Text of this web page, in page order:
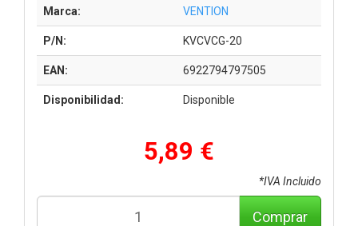
Marca: VENTION
P/N: KVCVCG-20
EAN: 6922794797505
Disponibilidad: Disponible
5,89 €
*IVA Incluido
Comprar